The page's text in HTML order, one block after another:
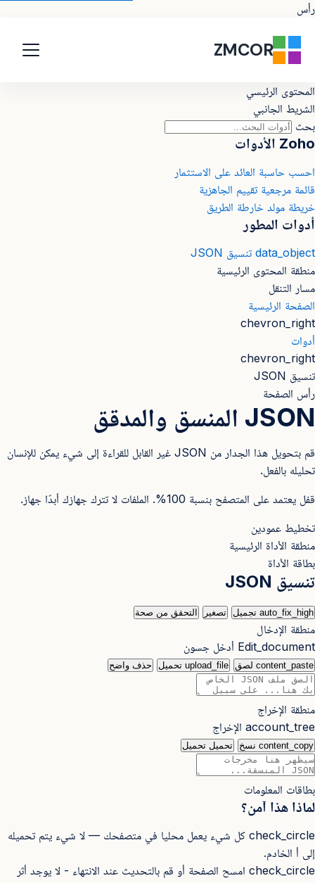
رأس
ZMCOR
المحتوى الرئيسي
الشريط الجانبي
بحث
Zoho الأدوات
احسب حاسبة العائد على الاستثمار
قائمة مرجعية تقييم الجاهزية
خريطة مولد خارطة الطريق
أدوات المطور
data_object تنسيق JSON
منطقة المحتوى الرئيسية
مسار التنقل
الصفحة الرئيسية
chevron_right
أدوات
chevron_right
تنسيق JSON
رأس الصفحة
JSON المنسق والمدقق
قم بتحويل هذا الجدار من JSON غير القابل للقراءة إلى شيء يمكن للإنسان
تحليله بالفعل.
قفل يعتمد على المتصفح بنسبة 100%. الملفات لا تترك جهازك أبدًا جهاز.
تخطيط عمودين
منطقة الأداة الرئيسية
بطاقة الأداة
تنسيق JSON
auto_fix_high تجميل تصغير التحقق من صحة
منطقة الإدخال
Edit_document أدخل جسون
content_paste لصق upload_file تحميل حذف واضح
منطقة الإخراج
account_tree الإخراج
content_copy نسخ تحميل تحميل
بطاقات المعلومات
لماذا هذا آمن؟
check_circle كل شيء يعمل محليا في متصفحك — لا شيء يتم تحميله
إلى أ الخادم.
check_circle امسح الصفحة أو قم بالتحديث عند الانتهاء - لا يوجد أثر